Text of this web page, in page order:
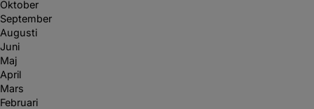
Oktober
September
Augusti
Juni
Maj
April
Mars
Februari